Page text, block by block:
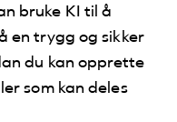
bruke KI til å
en trygg og sikker
du kan opprette
som kan deles